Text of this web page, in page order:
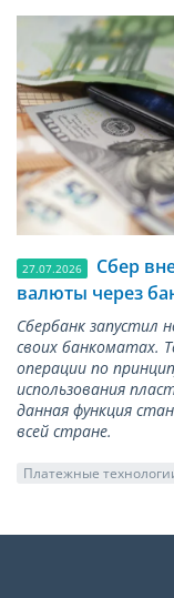
27.07.2026
Сбер
валюты через
Сбербанк запустил
своих банкоматах.
операции по
использования
данная функция
всей стране.
Платежные